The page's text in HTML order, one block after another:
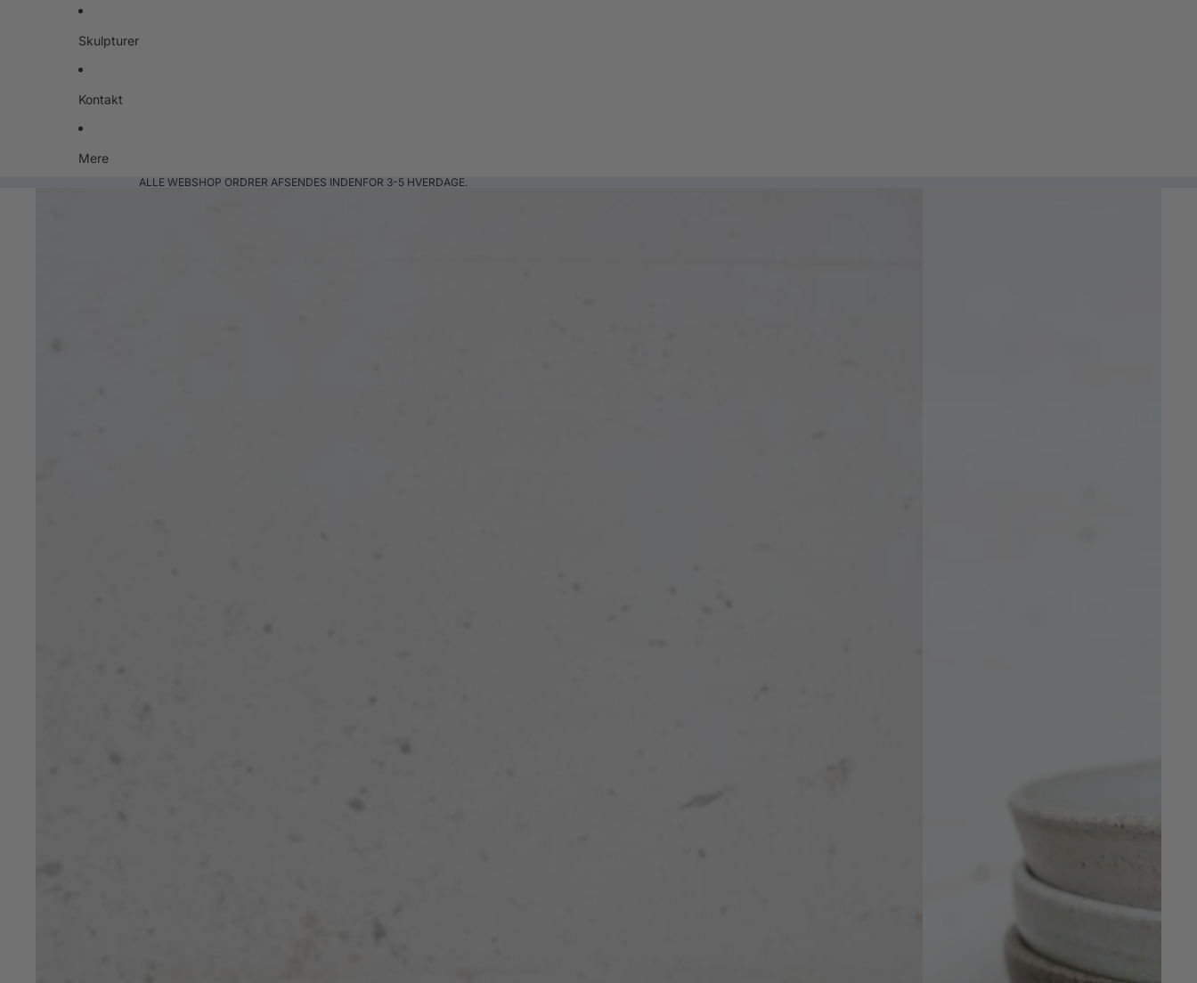
Skulpturer
Kontakt
Mere
ALLE WEBSHOP ORDRER AFSENDES INDENFOR 3-5 HVERDAGE.
Gå til produktoplysninger